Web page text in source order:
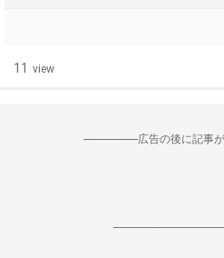
11 view
--------------------広告の後に記事